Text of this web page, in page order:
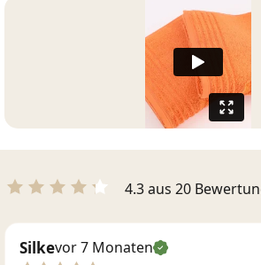
4.3 aus 20
Silkevor 7 Monaten